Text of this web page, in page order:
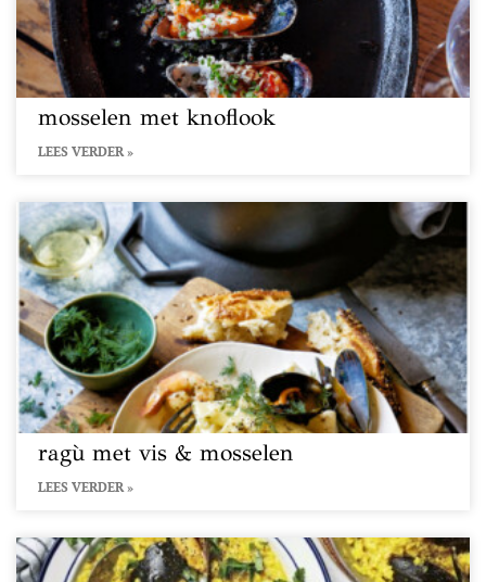
mosselen met knoflook
LEES VERDER »
ragù met vis & mosselen
LEES VERDER »